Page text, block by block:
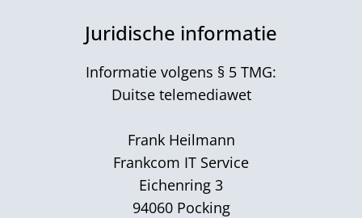
Juridische informatie
Informatie volgens § 5 TMG:
Duitse telemediawet
Frank Heilmann
Frankcom IT Service
Eichenring 3
94060 Pocking